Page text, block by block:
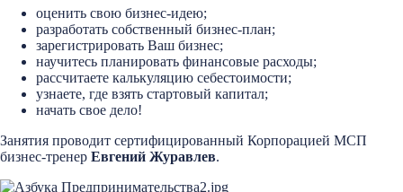
оценить свою бизнес-идею;
разработать собственный бизнес-план;
зарегистрировать Ваш бизнес;
научитесь планировать финансовые расходы;
рассчитаете калькуляцию себестоимости;
узнаете, где взять стартовый капитал;
начать свое дело!
Занятия проводит сертифицированный Корпорацией МСП
бизнес-тренер Евгений Журавлев.